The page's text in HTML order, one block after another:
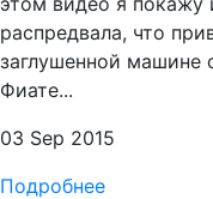
распредвала, что
заглушенной машине
Фиате...
03 Sep 2015
Подробнее